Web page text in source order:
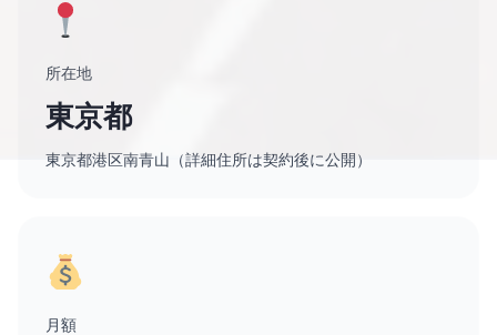
所在地
東京都
東京都港区南青山（詳細住所は契約後に公開）
月額